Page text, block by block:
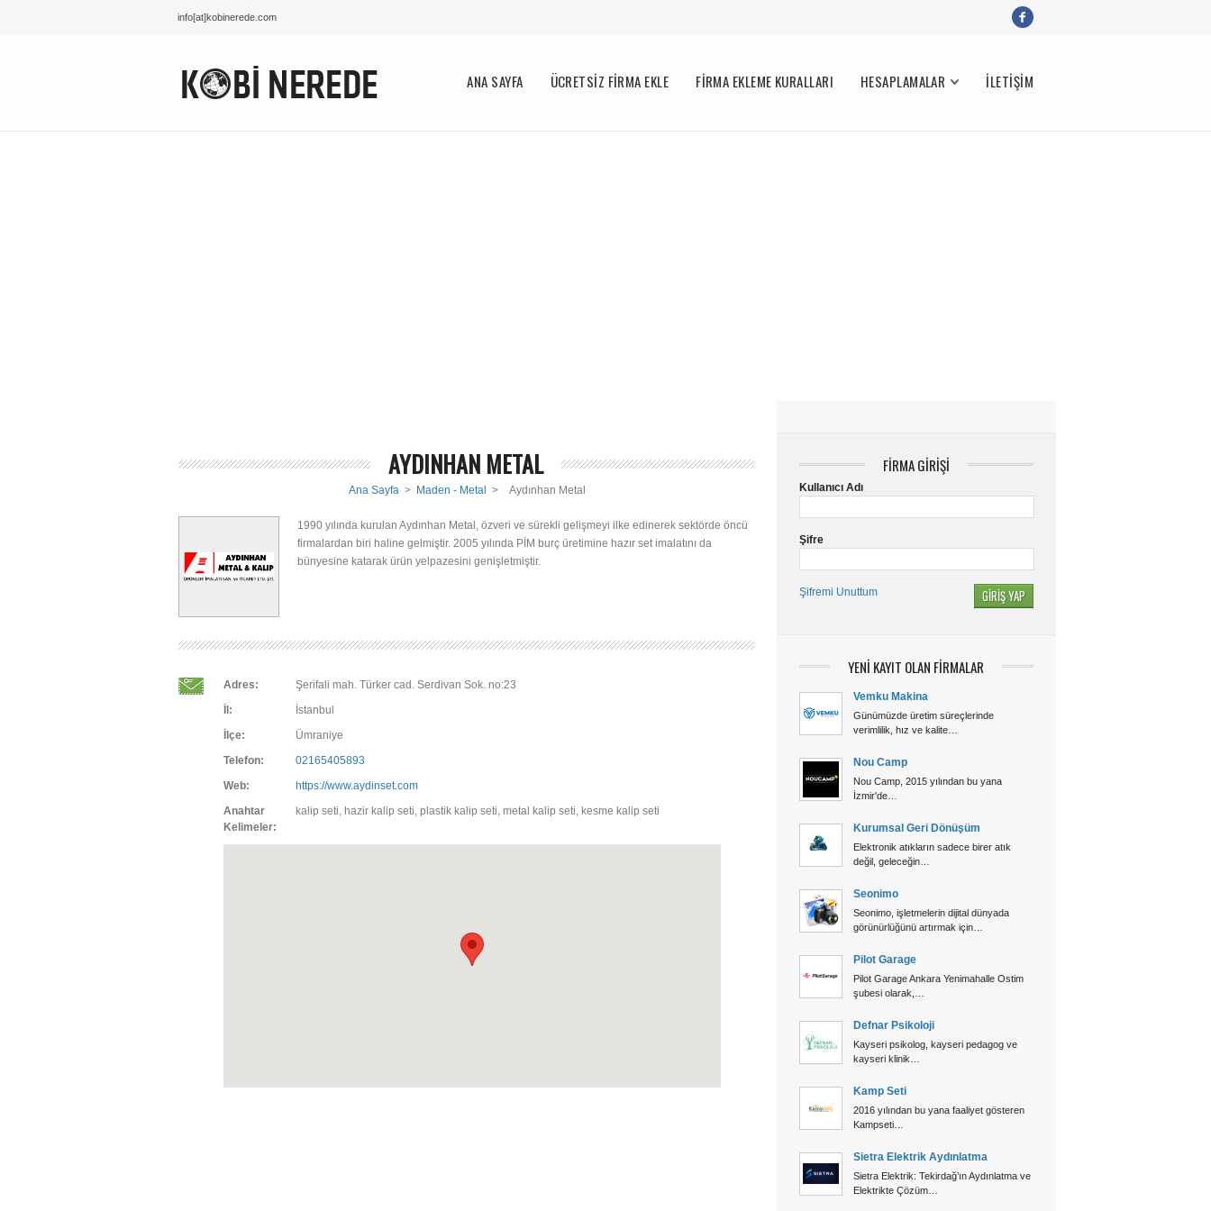
info[at]kobinerede.com
ANA SAYFA ÜCRETSİZ FİRMA EKLE FİRMA EKLEME KURALLARI HESAPLAMALAR İLETİŞİM
AYDINHAN METAL
Ana Sayfa > Maden - Metal > Aydınhan Metal
1990 yılında kurulan Aydınhan Metal, özveri ve sürekli gelişmeyi ilke edinerek sektörde öncü
firmalardan biri haline gelmiştir. 2005 yılında PİM burç üretimine hazır set imalatını da
bünyesine katarak ürün yelpazesini genişletmiştir.
Adres:
Şerifali mah. Türker cad. Serdivan Sok. no:23
İl:
İstanbul
İlçe:
Ümraniye
Telefon:
02165405893
Web:
https://www.aydinset.com
Anahtar
Kelimeler:
kalip seti, hazir kalip seti, plastik kalip seti, metal kalip seti, kesme kalip seti
FİRMA GİRİŞİ
Kullanıcı Adı
Şifre
Şifremi Unuttum
YENİ KAYIT OLAN FİRMALAR
Vemku Makina
Günümüzde üretim süreçlerinde
verimlilik, hız ve kalite…
Nou Camp
Nou Camp, 2015 yılından bu yana
İzmir'de…
Kurumsal Geri Dönüşüm
Elektronik atıkların sadece birer atık
değil, geleceğin…
Seonimo
Seonimo, işletmelerin dijital dünyada
görünürlüğünü artırmak için…
Pilot Garage
Pilot Garage Ankara Yenimahalle Ostim
şubesi olarak,…
Defnar Psikoloji
Kayseri psikolog, kayseri pedagog ve
kayseri klinik…
Kamp Seti
2016 yılından bu yana faaliyet gösteren
Kampseti…
Sietra Elektrik Aydınlatma
Sietra Elektrik: Tekirdağ’ın Aydınlatma ve
Elektrikte Çözüm…